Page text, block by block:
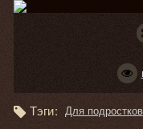
Тэги: Для подростков